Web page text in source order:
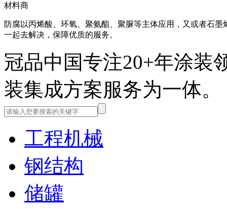
材料商
防腐以丙烯酸、环氧、聚氨酯、聚脲等主体应用，又或者石
一起去解决，保障优质的服务。
冠品中国专注20+年涂装
装集成方案服务为一体。
工程机械
钢结构
储罐